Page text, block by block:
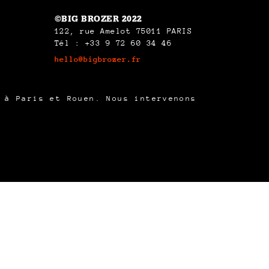
©BIG BROZER 2022
122, rue Amelot 75011 PARIS
Tél : +33 9 72 60 34 46
hello@bigbrozer.fr
à Paris et Rouen.Nous intervenons